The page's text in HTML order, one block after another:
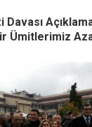
Ümitlerimiz